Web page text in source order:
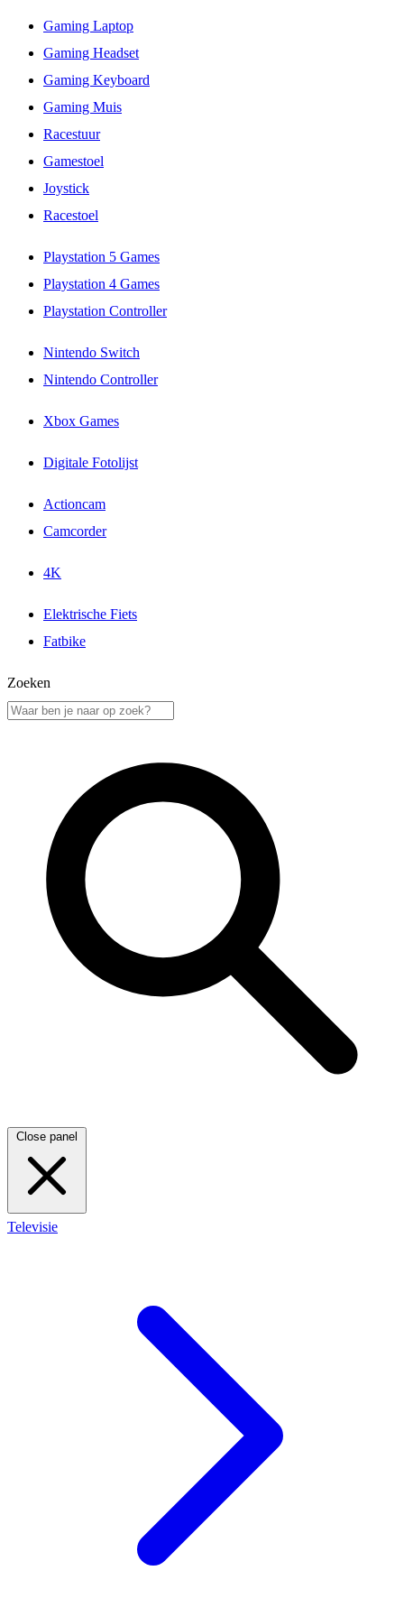
Gaming Laptop
Gaming Headset
Gaming Keyboard
Gaming Muis
Racestuur
Gamestoel
Joystick
Racestoel
Playstation 5 Games
Playstation 4 Games
Playstation Controller
Nintendo Switch
Nintendo Controller
Xbox Games
Digitale Fotolijst
Actioncam
Camcorder
4K
Elektrische Fiets
Fatbike
Zoeken
Close panel
Televisie